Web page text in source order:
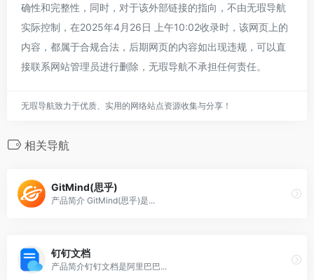
确性和完整性，同时，对于该外部链接的指向，不由无瑕导航
实际控制，在2025年4月26日 上午10:02收录时，该网页上的
内容，都属于合规合法，后期网页的内容如出现违规，可以直
接联系网站管理员进行删除，无瑕导航不承担任何责任。
无瑕导航致力于优质、实用的网络站点资源收集与分享！
相关导航
GitMind(思乎)
产品简介 GitMind(思乎)是...
钉钉文档
产品简介钉钉文档是阿里巴巴...